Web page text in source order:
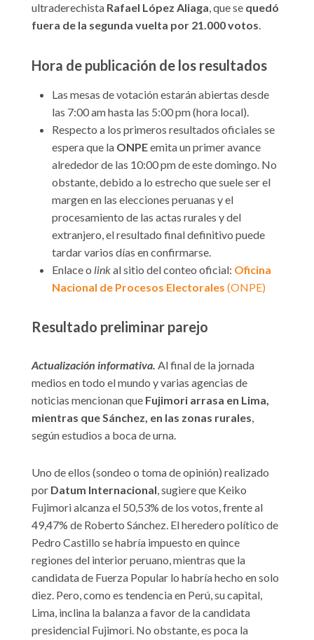
ultraderechista Rafael López Aliaga, que se quedó
fuera de la segunda vuelta por 21.000 votos.
Hora de publicación de los resultados
Las mesas de votación estarán abiertas desde
las 7:00 am hasta las 5:00 pm (hora local).
Respecto a los primeros resultados oficiales se
espera que la ONPEemita un primer avance
alrededor de las 10:00 pm de este domingo. No
obstante, debido a lo estrecho que suele ser el
margen en las elecciones peruanas y el
procesamiento de las actas rurales y del
extranjero, el resultado final definitivo puede
tardar varios días en confirmarse.
Enlace o linkal sitio del conteo oficial: Oficina
Nacional de Procesos Electorales (ONPE)
Resultado preliminar parejo
Actualización informativa. Al final de la jornada
medios en todo el mundo y varias agencias de
noticias mencionan que Fujimori arrasa en Lima,
mientras que Sánchez, en las zonas rurales,
según estudios a boca de urna.
Uno de ellos (sondeo o toma de opinión) realizado
por Datum Internacional, sugiere que Keiko
Fujimori alcanza el 50,53% de los votos, frente al
49,47% de Roberto Sánchez. El heredero político de
Pedro Castillo se habría impuesto en quince
regiones del interior peruano, mientras que la
candidata de Fuerza Popular lo habría hecho en solo
diez. Pero, como es tendencia en Perú, su capital,
Lima, inclina la balanza a favor de la candidata
presidencial Fujimori. No obstante, es poca la